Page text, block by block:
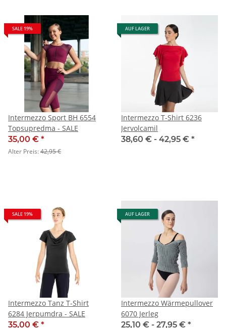
SALE 19%
Intermezzo Sport BH 6554
Topsupredma - SALE
35,00 € *
Alter Preis:42,95 €
AUF LAGER
Intermezzo T-Shirt 6236
Jervolcamil
38,60 € - 42,95 € *
SALE 19%
Intermezzo Tanz T-Shirt
6284 Jerpumdra - SALE
35,00 € *
AUF LAGER
Intermezzo Wärmepullover
6070 Jerleg
25,10 € - 27,95 € *